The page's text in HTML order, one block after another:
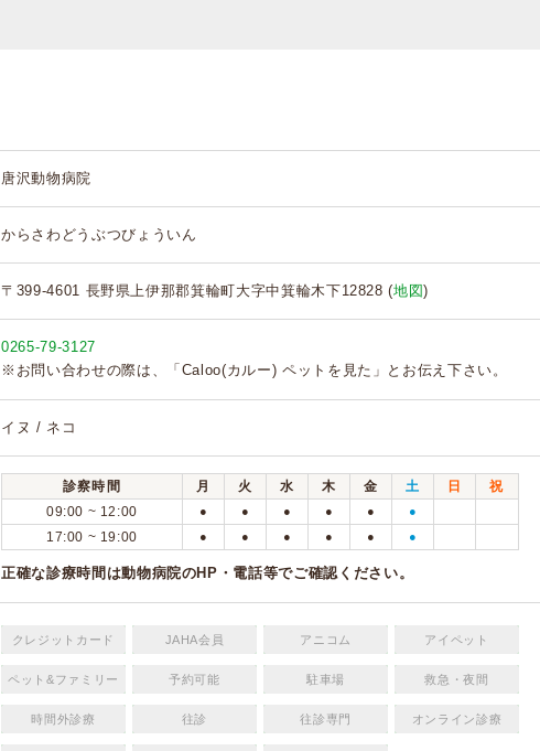
唐沢動物病院
からさわどうぶつびょういん
〒399-4601 長野県上伊那郡箕輪町大字中箕輪木下12828 (地図)
0265-79-3127
※お問い合わせの際は、「Caloo(カルー) ペットを見た」とお伝え下さい。
イヌ / ネコ
診察時間 月 火 水 木 金 土 日
祝
09:00 ~ 12:00
● ● ● ● ● ●
17:00 ~ 19:00 ● ● ● ● ● ●
正確な診療時間は動物病院のHP・電話等でご確認ください。
クレジットカード JAHA会員 アニコム アイペット
ペット&ファミリー 予約可能 駐車場 救急・夜間
時間外診療 往診 往診専門 オンライン診療